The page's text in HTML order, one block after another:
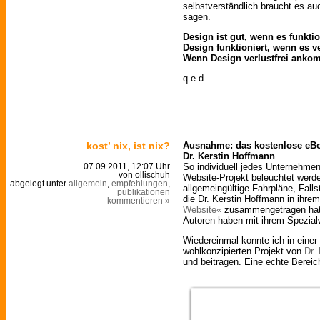
selbstverständlich braucht es
sagen.
Design ist gut, wenn es
Design funktioniert, wenn es
Wenn Design verlustfrei
q.e.d.
kost’ nix, ist nix?
07.09.2011, 12:07 Uhr
von ollischuh
abgelegt unter allgemein empfehlungen
publikationen
kommentieren »
Ausnahme: das kostenlose
Dr. Kerstin Hoffmann
So individuell jedes
Website-Projekt beleuchtet
allgemeingültige Fahrpläne,
die Dr. Kerstin Hoffmann in
Website« zusammengetragen
Autoren haben mit ihrem
Wiedereinmal konnte ich in
wohlkonzipierten Projekt von Dr.
und beitragen. Eine echte